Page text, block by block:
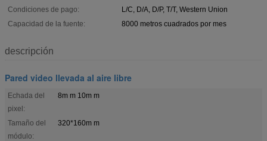
Condiciones de pago:
L/C, D/A, D/P, T/T, Western Union
Capacidad de la fuente:
8000 metros cuadrados por mes
descripción
Pared video llevada al aire libre
Echada del
pixel:
8m m 10m m
Tamaño del
módulo:
320*160m m